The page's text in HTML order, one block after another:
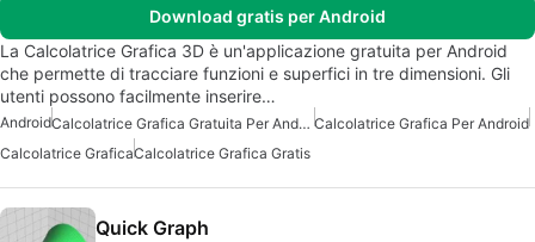
Download gratis per Android
La Calcolatrice Grafica 3D è un'applicazione gratuita per Android
che permette di tracciare funzioni e superfici in tre dimensioni. Gli
utenti possono facilmente inserire…
Android Calcolatrice Grafica Gratuita Per Android Calcolatrice Grafica Per Android
Calcolatrice GraficaCalcolatrice Grafica Gratis
Quick Graph